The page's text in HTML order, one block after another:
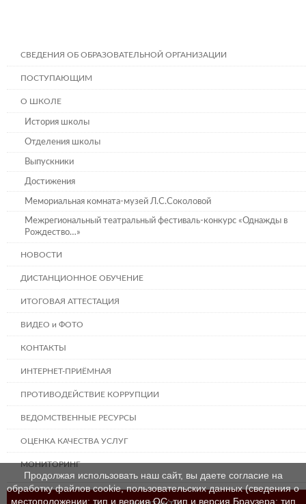
СВЕДЕНИЯ ОБ ОБРАЗОВАТЕЛЬНОЙ ОРГАНИЗАЦИИ
ПОСТУПАЮЩИМ
О ШКОЛЕ
История школы
Отделения школы
Выпускники
Достижения
Мемориальная комната-музей Л.С.Соколовой
Межрегиональный театральный фестиваль-конкурс «Однажды в
Рождество…»
НОВОСТИ
ДИСТАНЦИОННОЕ ОБУЧЕНИЕ
ИТОГОВАЯ АТТЕСТАЦИЯ
ВИДЕО и ФОТО
КОНТАКТЫ
ИНТЕРНЕТ-ПРИЁМНАЯ
ПРОТИВОДЕЙСТВИЕ КОРРУПЦИИ
ВЕДОМСТВЕННЫЕ РЕСУРСЫ
ОЦЕНКА КАЧЕСТВА УСЛУГ
МОНИТОРИНГ
Продолжая использовать наш сайт, вы даете согласие на
обработку файлов cookie, пользовательских данных (сведения о
местоположении; тип и версия ОС; тип и версия Браузера; тип